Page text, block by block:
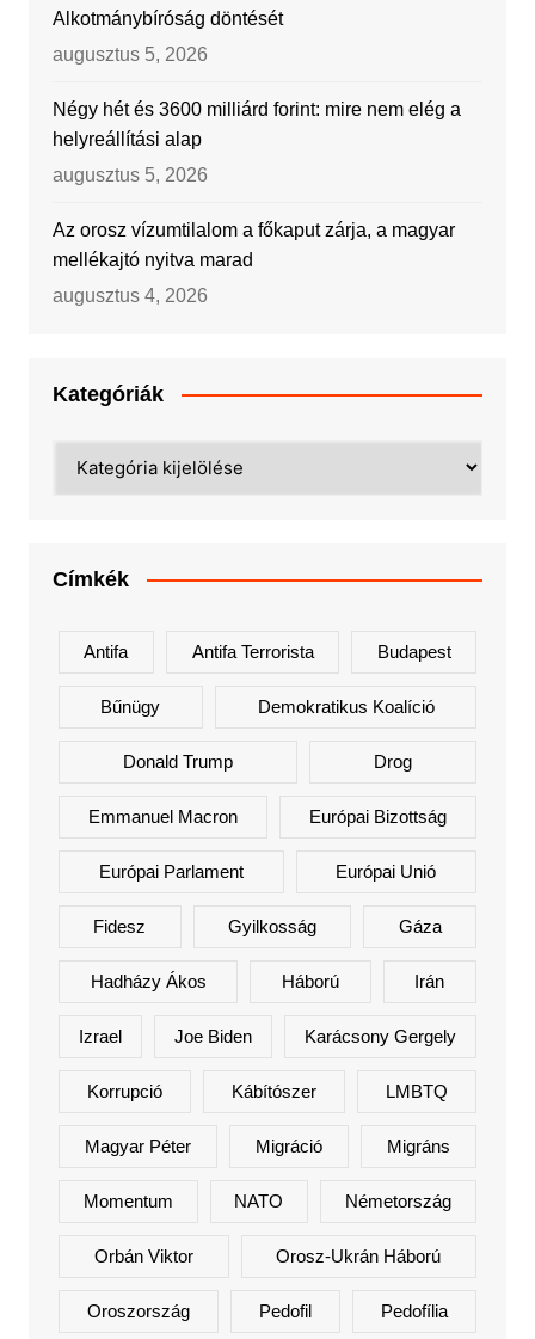
Alkotmánybíróság döntését
augusztus 5, 2026
Négy hét és 3600 milliárd forint: mire nem elég a
helyreállítási alap
augusztus 5, 2026
Az orosz vízumtilalom a főkaput zárja, a magyar
mellékajtó nyitva marad
augusztus 4, 2026
Kategóriák
Címkék
Antifa Antifa Terrorista Budapest
Bűnügy Demokratikus Koalíció
Donald Trump Drog
Emmanuel Macron Európai Bizottság
Európai Parlament Európai Unió
Fidesz Gyilkosság Gáza
Hadházy Ákos Háború Irán
Izrael Joe Biden Karácsony Gergely
Korrupció Kábítószer LMBTQ
Magyar Péter Migráció Migráns
Momentum NATO Németország
Orbán Viktor Orosz-Ukrán Háború
Oroszország Pedofil Pedofília